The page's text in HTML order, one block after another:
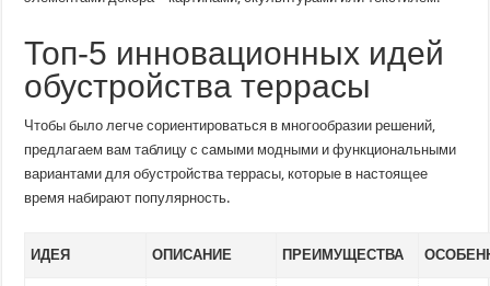
Топ-5 инновационных идей
обустройства террасы
Чтобы было легче сориентироваться в многообразии решений,
предлагаем вам таблицу с самыми модными и функциональными
вариантами для обустройства террасы, которые в настоящее
время набирают популярность.
ИДЕЯ ОПИСАНИЕ ПРЕИМУЩЕСТВА